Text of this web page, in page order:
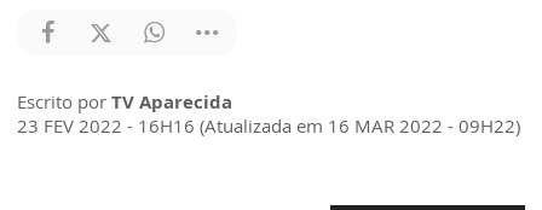
Escrito por TV Aparecida
23 FEV 2022 - 16H16 (Atualizada em 16 MAR 2022 - 09H22)